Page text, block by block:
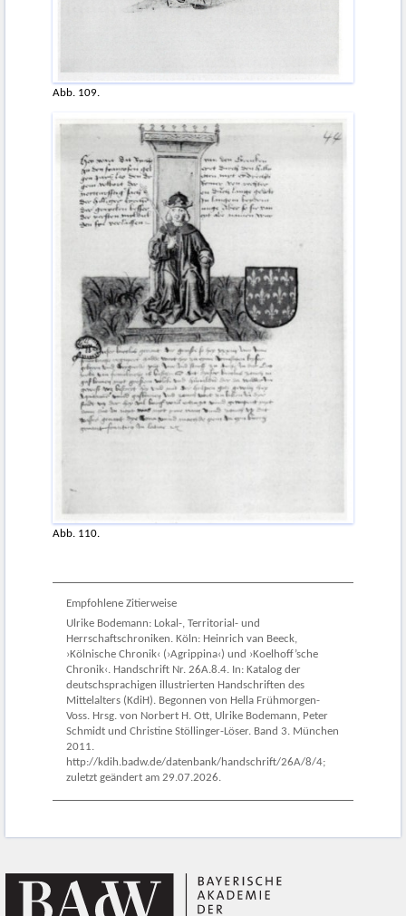
Abb. 109.
Abb. 110.
Empfohlene Zitierweise
Ulrike Bodemann: Lokal-, Territorial- und
Herrschaftschroniken. Köln: Heinrich van Beeck,
›Kölnische Chronik‹ (›Agrippina‹) und ›Koelhoff’sche
Chronik‹. Handschrift Nr. 26A.8.4. In: Katalog der
deutschsprachigen illustrierten Handschriften des
Mittelalters (KdiH). Begonnen von Hella Frühmorgen-
Voss. Hrsg. von Norbert H. Ott, Ulrike Bodemann, Peter
Schmidt und Christine Stöllinger-Löser. Band 3. München
2011.
http://kdih.badw.de/datenbank/handschrift/26A/8/4;
zuletzt geändert am 29.07.2026.